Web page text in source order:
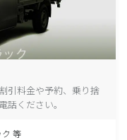
引料金や予約、乗り捨
ください。
ク 等